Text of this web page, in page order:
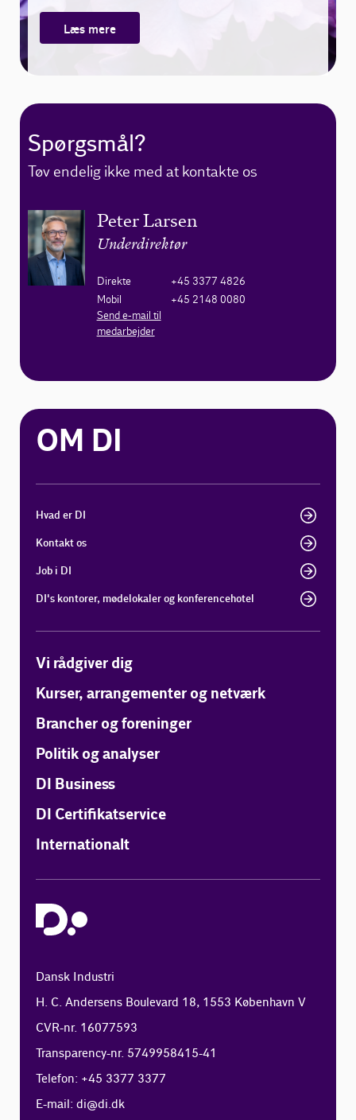
Læs mere
Spørgsmål?
Tøv endelig ikke med at kontakte os
Peter Larsen
Underdirektør
Direkte
+45 3377 4826
Mobil
+45 2148 0080
Send e-mail til
medarbejder
OM DI
Hvad er DI
Kontakt os
Job i DI
DI's kontorer, mødelokaler og konferencehotel
Vi rådgiver dig
Kurser, arrangementer og netværk
Brancher og foreninger
Politik og analyser
DI Business
DI Certifikatservice
Internationalt
Dansk Industri
H. C. Andersens Boulevard 18, 1553 København V
CVR-nr. 16077593
Transparency-nr. 5749958415-41
Telefon: +45 3377 3377
E-mail:di@di.dk